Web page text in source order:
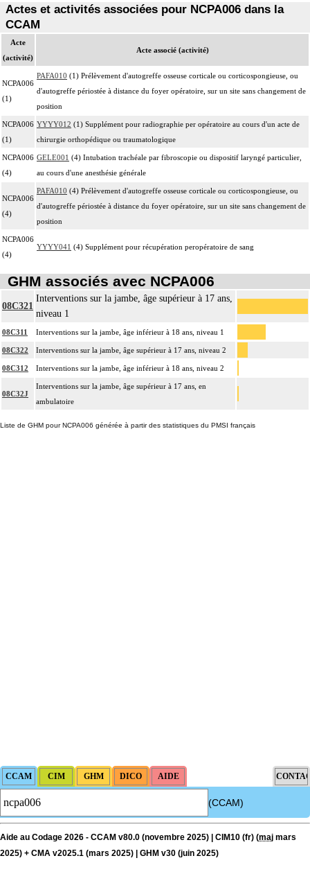
Actes et activités associées pour NCPA006 dans la
CCAM
Acte
(activité)
Acte associé (activité)
NCPA006
(1)
PAFA010 (1) Prélèvement d'autogreffe osseuse corticale ou corticospongieuse, ou
d'autogreffe périostée à distance du foyer opératoire, sur un site sans changement de
position
NCPA006
(1)
YYYY012 (1) Supplément pour radiographie per opératoire au cours d'un acte de
chirurgie orthopédique ou traumatologique
NCPA006
(4)
GELE001 (4) Intubation trachéale par fibroscopie ou dispositif laryngé particulier,
au cours d'une anesthésie générale
NCPA006
(4)
PAFA010 (4) Prélèvement d'autogreffe osseuse corticale ou corticospongieuse, ou
d'autogreffe périostée à distance du foyer opératoire, sur un site sans changement de
position
NCPA006
(4)
YYYY041 (4) Supplément pour récupération peropératoire de sang
GHM associés avec NCPA006
08C321
Interventions sur la jambe, âge supérieur à 17 ans,
niveau 1
08C311 Interventions sur la jambe, âge inférieur à 18 ans, niveau 1
08C322 Interventions sur la jambe, âge supérieur à 17 ans, niveau 2
08C312 Interventions sur la jambe, âge inférieur à 18 ans, niveau 2
08C32J
Interventions sur la jambe, âge supérieur à 17 ans, en
ambulatoire
Liste de GHM pour NCPA006 générée à partir des statistiques du PMSI français
(CCAM)
Aide au Codage 2026 - CCAM v80.0 (novembre 2025) | CIM10 (fr) (maj mars
2025) + CMA v2025.1 (mars 2025) | GHM v30 (juin 2025)